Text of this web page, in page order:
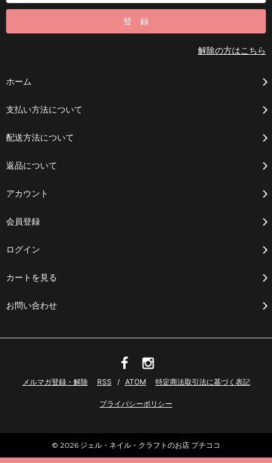
解除の方はこちら
ホーム
支払い方法について
配送方法について
返品について
アカウント
会員登録
ログイン
カートを見る
お問い合わせ
メルマガ登録・解除 RSS / ATOM 特定商法取引法に基づく表記
プライバシーポリシー
© 2026 ジェル・ネイル・クラフトのお店 プチココ